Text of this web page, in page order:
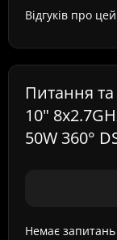
Відгуків про
Питання та
10"
50W 360°
Немає